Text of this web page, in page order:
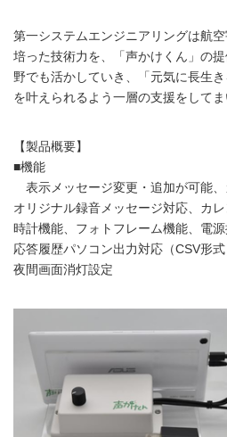
第一システムエンジニアリングは航
培った技術力を、「声かけくん」の
野でも活かしていき、「元気に長生
を叶えられるよう一層の支援をしてま
【製品概要】
■機
表示メッセージ変更・追加が可能、
オリジナル録音メッセージ対応、カレ
時計機能、フォトフレーム機能、電源
応答履歴パソコン出力対応（CSV形式
夜間画面消灯設定